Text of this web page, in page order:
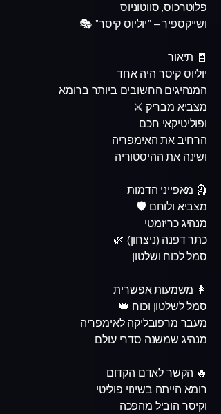
פלוטרכוס, סווטוניוס
ושייקספיר – "יוליוס קיסר" 🎭
🧾 תיאור
יוליוס קיסר היה אחד
המנהיגים החשובים ביותר ברומא
מצביא מבריק ⚔️
ופוליטיקאי חכם
הרחיב את האימפריה
ושינה את ההיסטוריה
🗿 מאפייני הדמות
מצביא ולוחם 🛡️
מנהיג כריזמטי
כתר דפנה (ניצחון) 🌿
סמל לכוח ושלטון
👩 משמעות אפשרית
סמל לשלטון וכוח 👑
מעבר מרפובליקה לאימפריה
מנהיג שמשנה סדרי עולם
🔥 הקשר לאדם הקדום
רומא הייתה בשינוי פוליטי
וקיסר הוביל מהפכה